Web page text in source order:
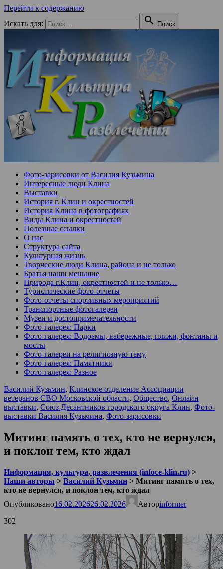
Перейти к содержанию
Искать для:
 Поиск
Фото-зарисовки от Василия Кузьмина
Интересные люди Клина
Выставки
История г. Клин и окрестностей
История Клина в фотографиях
Виды Клина и окрестностей
Полезные ссылки
О нас
Структура сайта
Культурная жизнь
Творческие люди Клина, района и не только
Братья наши меньшие
Природа г.Клин, окрестностей и не только…
Туристические фото-отчеты
Фото-отчеты спортивных мероприятий
Транспортные фотогалереи
Музеи и достопримечательности
Фото-галерея: Парки
Фото-галерея: Водоемы, набережные, пляжи, фонтаны и
мосты
Фото-галереи на религиозную тему
Фото-галерея: Памятники
Фото-галерея: Разное
Василий Кузьмин, Клинское отделение Ассоциации
ветеранов СВО Московской области, Общество, Онлайн
выставки, Союз Десантников городского округа Клин, Фото-
выставки Василия Кузьмина, Фото-зарисовки
Митинг память о тех, кто не вернулся,
и поклон тем, кто ждал
Информация, культура, развлечения (infoce-klin.ru) >
Наши авторы > Василий Кузьмин > Митинг память о тех,
кто не вернулся, и поклон тем, кто ждал
Опубликовано16.02.202626.02.2026 Авторinformer
302